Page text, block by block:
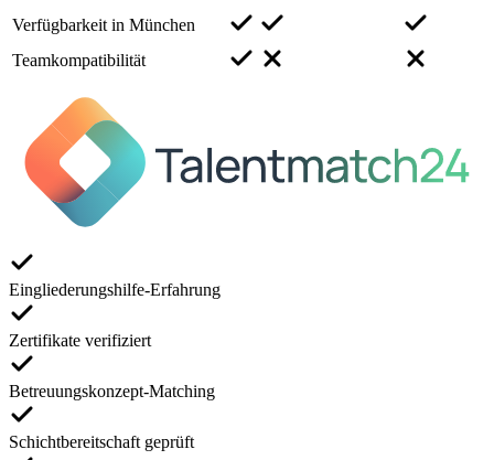
Verfügbarkeit in München
Teamkompatibilität
Eingliederungshilfe-Erfahrung
Zertifikate verifiziert
Betreuungskonzept-Matching
Schichtbereitschaft geprüft